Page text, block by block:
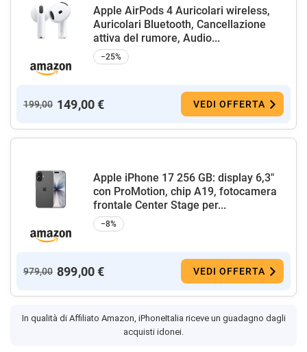
Apple AirPods 4 Auricolari wireless,
Auricolari Bluetooth, Cancellazione
attiva del rumore, Audio...
−25%
199,00 149,00 € VEDI OFFERTA
Apple iPhone 17 256 GB: display 6,3"
con ProMotion, chip A19, fotocamera
frontale Center Stage per...
−8%
979,00 899,00 € VEDI OFFERTA
In qualità di Affiliato Amazon, iPhoneItalia riceve un guadagno dagli
acquisti idonei.